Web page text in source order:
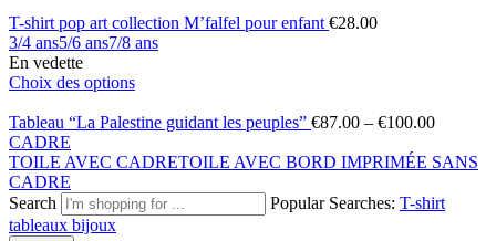
T-shirt pop art collection M’falfel pour enfant €28.00
3/4 ans5/6 ans7/8 ans
En vedette
Choix des options
Tableau “La Palestine guidant les peuples” €87.00 – €100.00
CADRE
TOILE AVEC CADRETOILE AVEC BORD IMPRIMÉE SANS
CADRE
Search
Popular Searches: T-shirt
tableaux bijoux